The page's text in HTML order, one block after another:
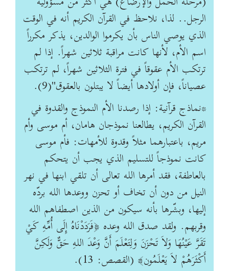
الرجل.. لذا، نلاحظ في القرآن الكريم أنه في الوقت
الذي يوصي الناس بأن يكرموا الوالدين، يذكر مكرراً
اسم الأم، لأنها كانت مراقبة ثلاثين شهراً. إذا لم
ترتكب الأم عقوقاً في فترة الثلاثين شهراً، لم ترتكب
عصياناً، فإن أولادها أيضاً لا يبتلون بالعقوق"(9).
*نماذج قرآنية: إذا رصدنا الأم النموذج والقدوة في
القرآن الكريم، يطالعنا نموذجان هامان، أم موسى وأم
مريم، باعتبارهما مثلاً وقدوة للأمهات: فأم موسى
كانت نموذجاً للتسليم الذي يجب أن يتحكم
بالعاطفة، فقد أمرها الله تعالى أن تلقي ابنها في نهر
النيل من دون أن تخاف أو تحزن ووعدها الله بردّه
إليها، وبشّرها بأنه سيكون من الذين اصطفاهم الله
وقربهم. ولقد صدق الله وعده ﴿فَرَدَدْنَاهُ إِلَى أُمِّهِ كَيْ
تَقَرَّ عَيْنُهَا وَلاَ تَحْزَنَ وَلِتَعْلَمَ أَنَّ وَعْدَ اللهِ حَقٌّ وَلَكِنَّ
أَكْثَرَهُمْ لاَ يَعْلَمُون﴾ (القصص: 13).